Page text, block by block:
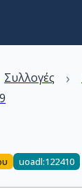
Συλλογές ›
uoadl:122410